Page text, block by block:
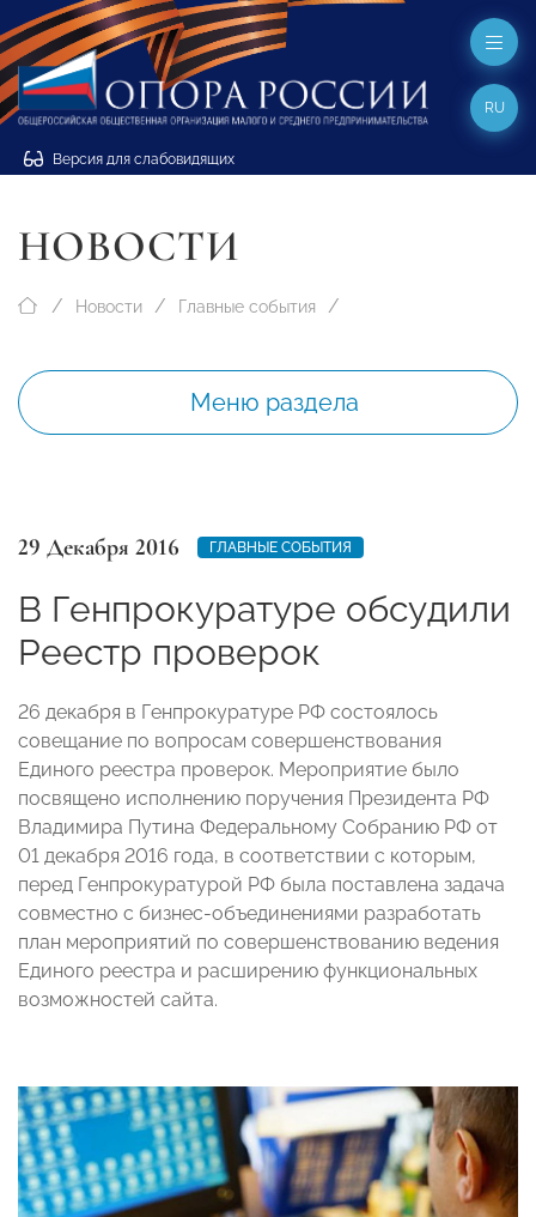
Версия для слабовидящих
RU
НОВОСТИ
Новости Главные события
Меню раздела
29 Декабря 2016 ГЛАВНЫЕ СОБЫТИЯ
В Генпрокуратуре обсудили
Реестр проверок
26 декабря в Генпрокуратуре РФ состоялось
совещание по вопросам совершенствования
Единого реестра проверок. Мероприятие было
посвящено исполнению поручения Президента РФ
Владимира Путина Федеральному Собранию РФ от
01 декабря 2016 года, в соответствии с которым,
перед Генпрокуратурой РФ была поставлена задача
совместно с бизнес-объединениями разработать
план мероприятий по совершенствованию ведения
Единого реестра и расширению функциональных
возможностей сайта.